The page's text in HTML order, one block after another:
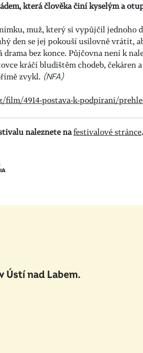
která člověka činí kyselým a
muž, který si vypůjčil jednoho
den se jej pokouší usilovně vrátit,
bez konce. Půjčovna není k
kráčí bludištěm chodeb, čekáren
zvykl. (NFA)
film/4914-postava-k-podpirani/
naleznete nafestivalové stránce.
Ústí nad Labem.